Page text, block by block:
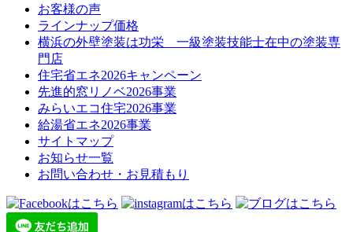
お客様の声
ラインナップ価格
横浜の外壁塗装は功栄 一級塗装技能士在中の塗装専
門店
住宅省エネ2026キャンペーン
先進的窓リノベ2026事業
みらいエコ住宅2026事業
給湯省エネ2026事業
サイトマップ
お知らせ一覧
お問い合わせ・お見積もり